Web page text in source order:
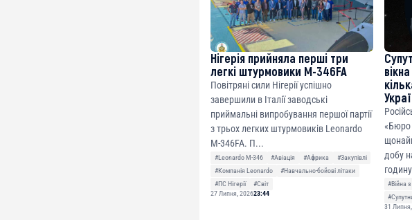
Нігерія прийняла перші три
легкі штурмовики M-346FA
Повітряні сили Нігерії успішно
завершили в Італії заводські
приймальні випробування першої партії
з трьох легких штурмовиків Leonardo
M-346FA. П...
#Leonardo M-346 #Авіація #Африка
#Закупівлі
#Компанія Leonardo
#Навчально-бойові літаки
#ПС Нігерії
#Світ
27 Липня, 202623:44
«Бюро
добу
#Війна
31